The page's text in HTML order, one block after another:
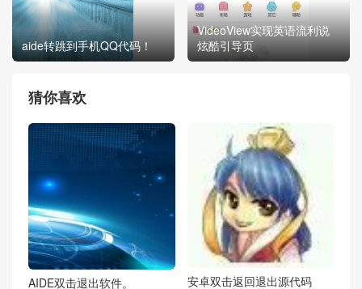
aide转跳到手机QQ代码！
VideoView实现英语流利说
炫酷引导页
猜你喜欢
AIDE双击退出软件。 安卓双击返回退出源代码